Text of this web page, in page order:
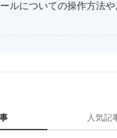
ルについての操作方法
人気記